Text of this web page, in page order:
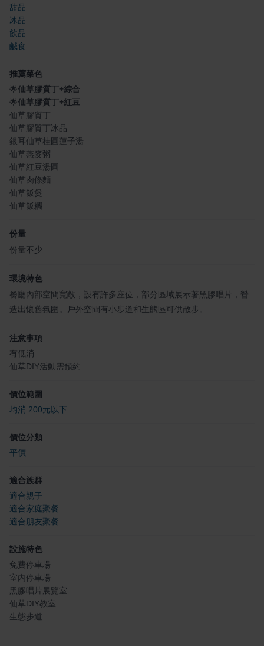
甜品
冰品
飲品
鹹食
推薦菜色
🌟仙草膠質丁+綜合
🌟仙草膠質丁+紅豆
仙草膠質丁
仙草膠質丁冰品
銀耳仙草桂圓蓮子湯
仙草燕麥粥
仙草紅豆湯圓
仙草肉條麵
仙草飯煲
仙草飯糰
份量
份量不少
環境特色
餐廳內部空間寬敞，設有許多座位，部分區域展示著黑膠唱片，營
造出懷舊氛圍。戶外空間有小步道和生態區可供散步。
注意事項
有低消
仙草DIY活動需預約
價位範圍
均消 200元以下
價位分類
平價
適合族群
適合親子
適合家庭聚餐
適合朋友聚餐
設施特色
免費停車場
室內停車場
黑膠唱片展覽室
仙草DIY教室
生態步道